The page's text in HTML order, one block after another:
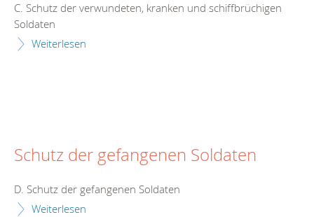
C. Schutz der verwundeten, kranken und schiffbrüchigen
Soldaten
Weiterlesen
Schutz der gefangenen Soldaten
D. Schutz der gefangenen Soldaten
Weiterlesen